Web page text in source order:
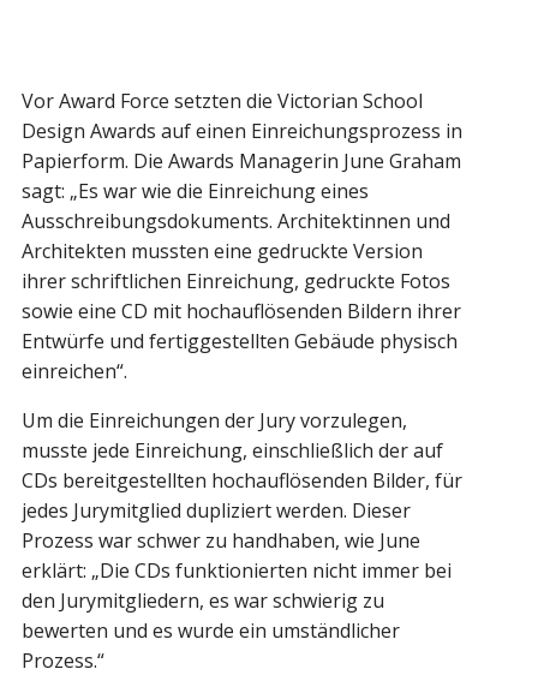
Vor Award Force setzten die Victorian School
Design Awards auf einen Einreichungsprozess in
Papierform. Die Awards Managerin June Graham
sagt: „Es war wie die Einreichung eines
Ausschreibungsdokuments. Architektinnen und
Architekten mussten eine gedruckte Version
ihrer schriftlichen Einreichung, gedruckte Fotos
sowie eine CD mit hochauflösenden Bildern ihrer
Entwürfe und fertiggestellten Gebäude physisch
einreichen“.
Um die Einreichungen der Jury vorzulegen,
musste jede Einreichung, einschließlich der auf
CDs bereitgestellten hochauflösenden Bilder, für
jedes Jurymitglied dupliziert werden. Dieser
Prozess war schwer zu handhaben, wie June
erklärt: „Die CDs funktionierten nicht immer bei
den Jurymitgliedern, es war schwierig zu
bewerten und es wurde ein umständlicher
Prozess.“